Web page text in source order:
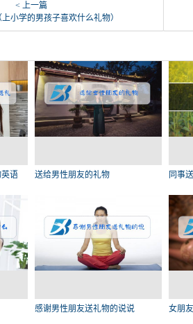
< 上一篇
小学的男孩子喜欢什么礼物）
语 送给男性朋友的礼物 同事
感谢男性朋友送礼物的说说 女朋